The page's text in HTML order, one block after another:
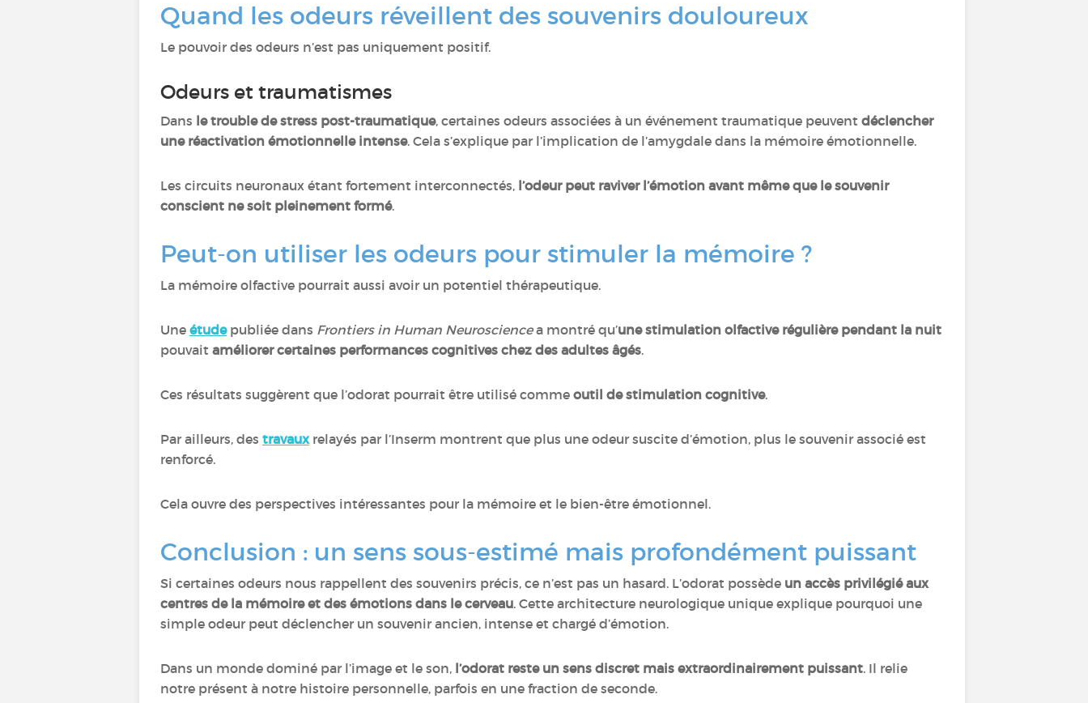
Quand les odeurs réveillent des souvenirs douloureux
Le pouvoir des odeurs n’est pas uniquement positif.
Odeurs et traumatismes
Dans le trouble de stress post-traumatique, certaines odeurs associées à un événement traumatique peuvent déclencher
une réactivation émotionnelle intense. Cela s’explique par l’implication de l’amygdale dans la mémoire émotionnelle.
Les circuits neuronaux étant fortement interconnectés, l’odeur peut raviver l’émotion avant même que le souvenir
conscient ne soit pleinement formé.
Peut-on utiliser les odeurs pour stimuler la mémoire ?
La mémoire olfactive pourrait aussi avoir un potentiel thérapeutique.
Une étudepubliée dans Frontiers in Human Neurosciencea montré qu’une stimulation olfactive régulière pendant la nuit
pouvait améliorer certaines performances cognitives chez des adultes âgés.
Ces résultats suggèrent que l’odorat pourrait être utilisé comme outil de stimulation cognitive.
Par ailleurs, des travauxrelayés par l’Inserm montrent que plus une odeur suscite d’émotion, plus le souvenir associé est
renforcé.
Cela ouvre des perspectives intéressantes pour la mémoire et le bien-être émotionnel.
Conclusion : un sens sous-estimé mais profondément puissant
Si certaines odeurs nous rappellent des souvenirs précis, ce n’est pas un hasard. L’odorat possède un accès privilégié aux
centres de la mémoire et des émotions dans le cerveau. Cette architecture neurologique unique explique pourquoi une
simple odeur peut déclencher un souvenir ancien, intense et chargé d’émotion.
Dans un monde dominé par l’image et le son, l’odorat reste un sens discret mais extraordinairement puissant. Il relie
notre présent à notre histoire personnelle, parfois en une fraction de seconde.